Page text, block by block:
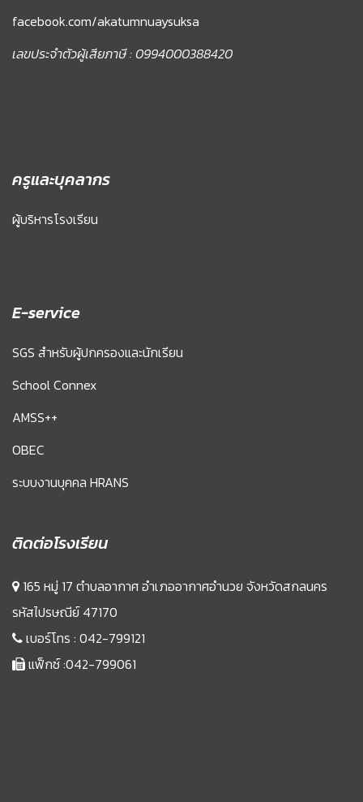
facebook.com/akatumnuaysuksa
เลขประจำตัวผู้เสียภาษี : 0994000388420
ครูและบุคลากร
ผู้บริหารโรงเรียน
E-service
SGS สำหรับผู้ปกครองและนักเรียน
School Connex
AMSS++
OBEC
ระบบงานบุคคล HRANS
ติดต่อโรงเรียน
165 หมู่ 17 ตำบลอากาศ อำเภออากาศอำนวย จังหวัดสกลนคร
รหัสไปรษณีย์ 47170
เบอร์โทร : 042-799121
แฟ็กซ์ :042-799061